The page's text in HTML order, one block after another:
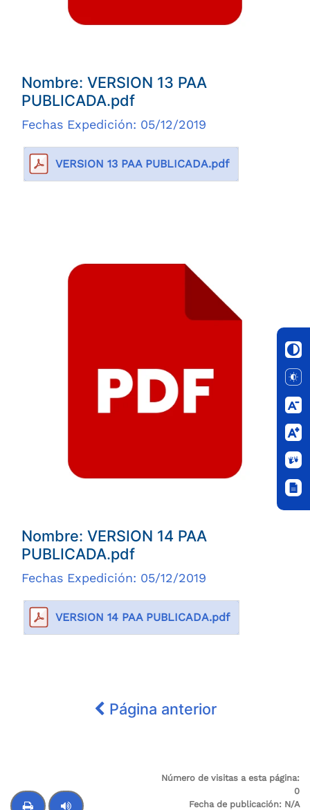
Nombre: VERSION 13 PAA
PUBLICADA.pdf
Fechas Expedición: 05/12/2019
VERSION 13 PAA PUBLICADA.pdf
Nombre: VERSION 14 PAA
PUBLICADA.pdf
Fechas Expedición: 05/12/2019
VERSION 14 PAA PUBLICADA.pdf
Página anterior
Número de visitas a esta página:
0
Fecha de publicación: N/A